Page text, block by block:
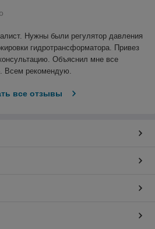
Нужны были регулятор давления
гидротрансформатора. Привез
Объяснил мне все
Всем рекомендую.
все отзывы